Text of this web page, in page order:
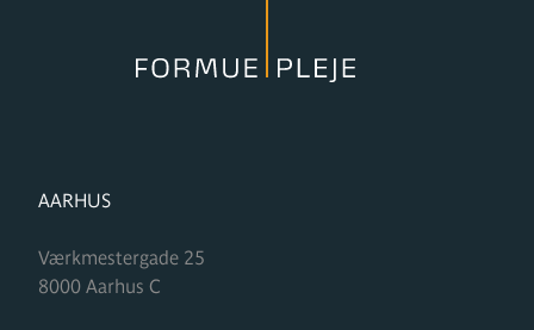
FORMUPLEJE
AARHUS
Værkmestergade 25
8000 Aarhus C